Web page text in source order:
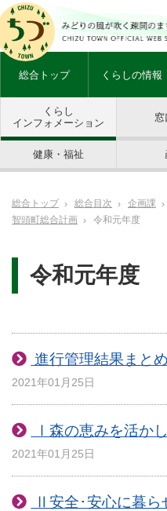
総合トップ くらしの情報
くらし
インフォメーション
窓
健康・福祉
総合トップ 総合目次 企画課
智頭町総合計画
令和元年度
令和元年度
進行管理結果まとめ
2021年01月25日
Ⅰ森の恵みを活か
2021年01月25日
Ⅱ安全･安心に暮ら